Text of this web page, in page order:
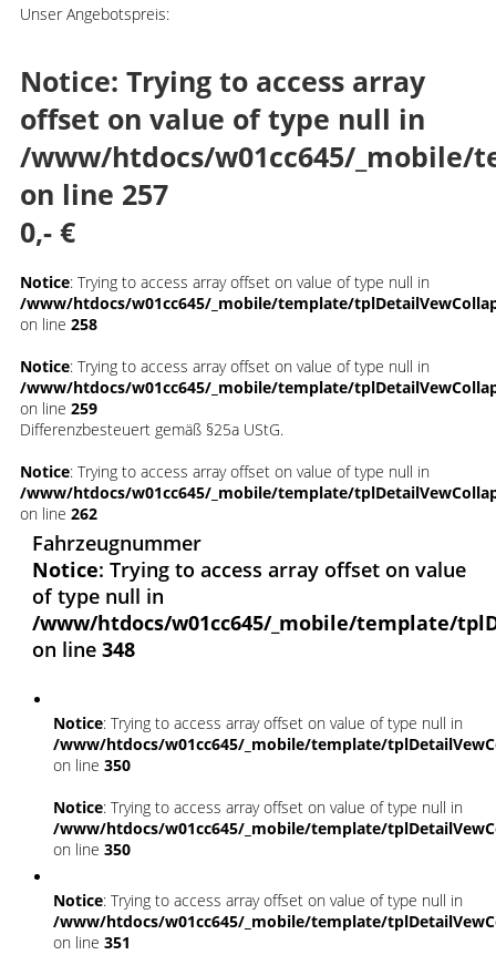
Unser Angebotspreis:
Notice: Trying to access array
offset on value of type null in
/www/htdocs/w01cc645/
on line 257
0,- €
Notice: Trying to access array offset on value of type null in
/www/htdocs/w01cc645/_mobile/template/
on line 258
Notice: Trying to access array offset on value of type null in
/www/htdocs/w01cc645/_mobile/template/
on line 259
Differenzbesteuert gemäß §25a UStG.
Notice: Trying to access array offset on value of type null in
/www/htdocs/w01cc645/_mobile/template/
on line 262
Fahrzeugnummer
Notice: Trying to access array offset on value
of type null in
/www/htdocs/w01cc645/_mobile/template/
on line 348
Notice: Trying to access array offset on value of type null in
/www/htdocs/w01cc645/_mobile/template/
on line 350
Notice: Trying to access array offset on value of type null in
/www/htdocs/w01cc645/_mobile/template/
on line 350
Notice: Trying to access array offset on value of type null in
/www/htdocs/w01cc645/_mobile/template/
on line 351